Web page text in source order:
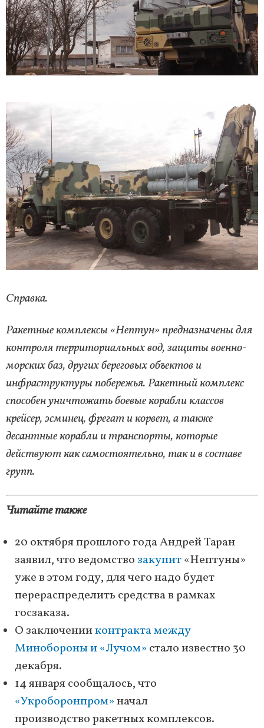
Справка.
Ракетные комплексы «Нептун» предназначены для
контроля территориальных вод, защиты военно-
морских баз, других береговых объектов и
инфраструктуры побережья. Ракетный комплекс
способен уничтожать боевые корабли классов
крейсер, эсминец, фрегат и корвет, а также
десантные корабли и транспорты, которые
действуют как самостоятельно, так и в составе
групп.
Читайте также
20 октября прошлого года Андрей Таран
заявил, что ведомство закупит«Нептуны»
уже в этом году, для чего надо будет
перераспределить средства в рамках
госзаказа.
О заключенииконтракта между
Минобороны и «Лучом» стало известно 30
декабря.
14 января сообщалось, что
«Укроборонпром»начал
производство ракетных комплексов.